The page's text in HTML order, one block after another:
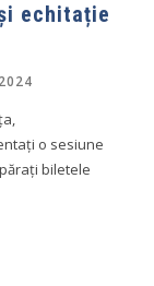
echitație
o sesiune
biletele